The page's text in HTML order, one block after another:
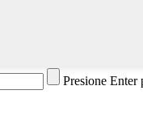
Presione Enter